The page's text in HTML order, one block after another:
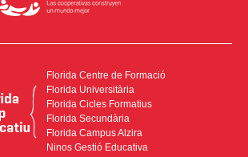
Florida Centre de Formació
Florida Universitària
Florida Cicles Formatius
Florida Secundària
Florida Campus Alzira
Ninos Gestió Educativa